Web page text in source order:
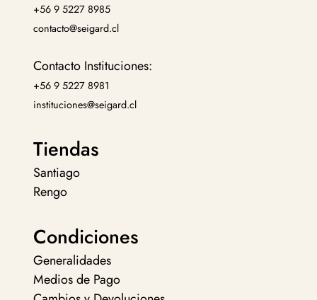
+56 9 5227 8985
contacto@seigard.cl
Contacto Instituciones:
+56 9 5227 8981
instituciones@seigard.cl
Tiendas
Santiago
Rengo
Condiciones
Generalidades
Medios de Pago